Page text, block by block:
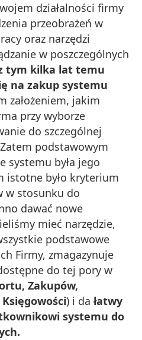
działalności firmy
przeobrażeń w
oraz narzędzi
w poszczególnych
tym kilka lat temu
na zakup systemu
założeniem, jakim
przy wyborze
do szczególnej
podstawowym
systemu była jego
istotne było kryterium
w stosunku do
dawać nowe
mieć narzędzie,
podstawowe
Firmy, zmagazynuje
do tej pory w
Zakupów,
) i da łatwy
systemu do